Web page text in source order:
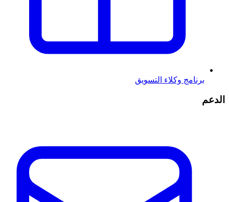
برنامج وكلاء التسويق
الدعم